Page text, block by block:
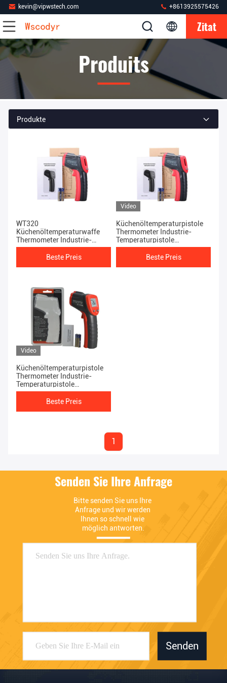
kevin@vipwstech.com +8613925575426
Zitat
Produits
Produkte
WT320
Küchenöltemperaturwaffe
Thermometer Industrie-
Temperaturwaffe
Infrarotthermometerwaffe
Beste Preis
Video
Küchenöltemperaturpistole
Thermometer Industrie-
Temperaturpistole
Infrarotthermometerpistole
Beste Preis
Video
Küchenöltemperaturpistole
Thermometer Industrie-
Temperaturpistole
Infrarotthermometerpistole
Beste Preis
1
Senden Sie Ihre Anfrage
Bitte senden Sie uns Ihre
Anfrage und wir werden
Ihnen so schnell wie
möglich antworten.
Senden